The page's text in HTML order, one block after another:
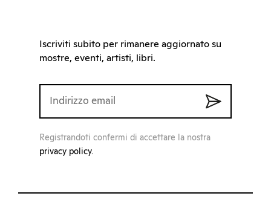
Iscriviti subito per rimanere aggiornato su
mostre, eventi, artisti, libri.
Registrandoti confermi di accettare la nostra
privacy policy.